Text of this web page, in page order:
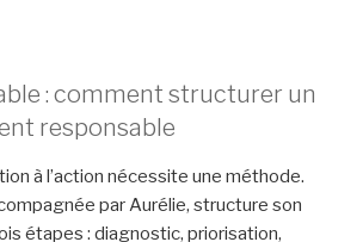
: comment structurer un
responsable
à l’action nécessite une méthode.
par Aurélie, structure son
étapes : diagnostic, priorisation,